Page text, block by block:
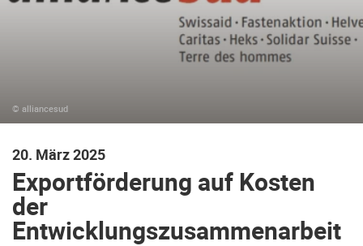
© alliancesud
20. März 2025
Exportförderung auf Kosten
der
Entwicklungszusammenarbeit